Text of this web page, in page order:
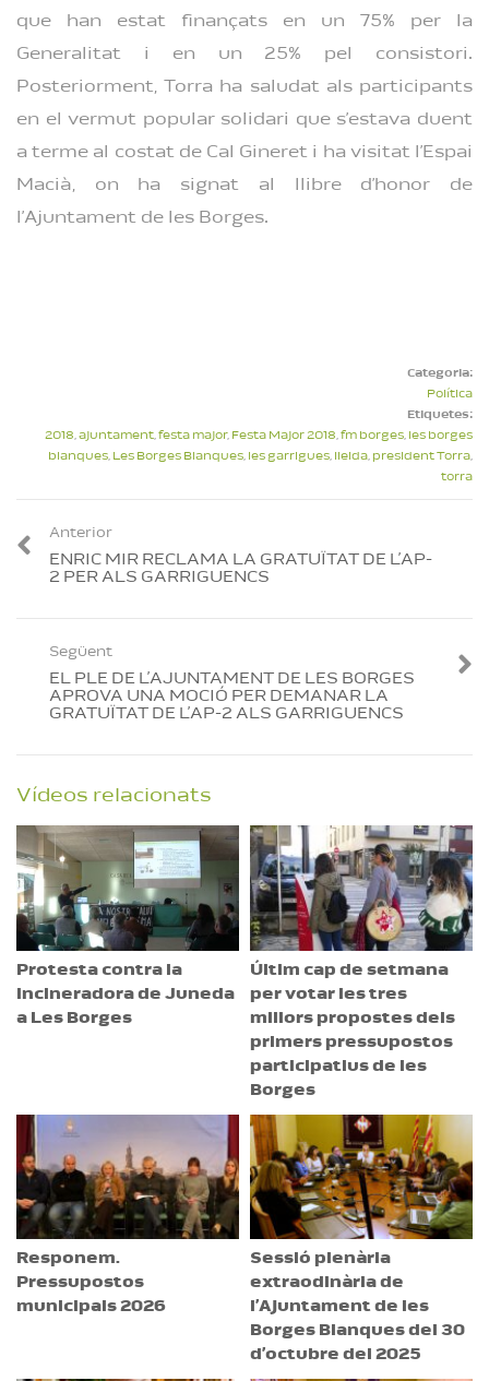
que han estat finançats en un 75% per la
Generalitat i en un 25% pel consistori.
Posteriorment, Torra ha saludat als participants
en el vermut popular solidari que s’estava duent
a terme al costat de Cal Gineret i ha visitat l’Espai
Macià, on ha signat al llibre d’honor de
l’Ajuntament de les Borges.
Categoria:
Política
Etiquetes:
2018,ajuntament,festa major, Festa Major 2018,fm borges, les borges
blanques, Les Borges Blanques, les garrigues, lleida, president Torra,
torra
Anterior
ENRIC MIR RECLAMA LA GRATUÏTAT DE L’AP-
2 PER ALS GARRIGUENCS
Següent
EL PLE DE L’AJUNTAMENT DE LES BORGES
APROVA UNA MOCIÓ PER DEMANAR LA
GRATUÏTAT DE L’AP-2 ALS GARRIGUENCS
Vídeos relacionats
Protesta contra la
incineradora de Juneda
a Les Borges
Últim cap de setmana
per votar les tres
millors propostes dels
primers pressupostos
participatius de les
Borges
Responem.
Pressupostos
municipals 2026
Sessió plenària
extraodinària de
l’Ajuntament de les
Borges Blanques del 30
d’octubre del 2025